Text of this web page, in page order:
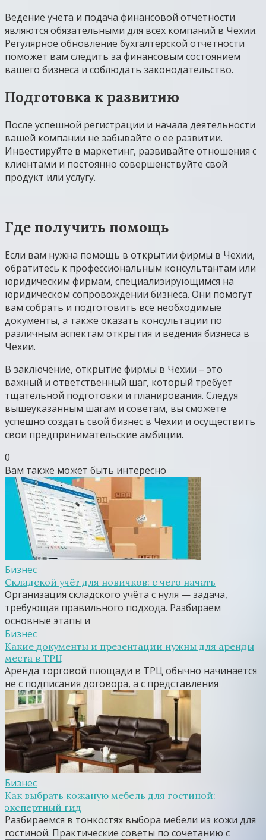
Ведение учета и подача финансовой отчетности
являются обязательными для всех компаний в Чехии.
Регулярное обновление бухгалтерской отчетности
поможет вам следить за финансовым состоянием
вашего бизнеса и соблюдать законодательство.
Подготовка к развитию
После успешной регистрации и начала деятельности
вашей компании не забывайте о ее развитии.
Инвестируйте в маркетинг, развивайте отношения с
клиентами и постоянно совершенствуйте свой
продукт или услугу.
Где получить помощь
Если вам нужна помощь в открытии фирмы в Чехии,
обратитесь к профессиональным консультантам или
юридическим фирмам, специализирующимся на
юридическом сопровождении бизнеса. Они помогут
вам собрать и подготовить все необходимые
документы, а также оказать консультации по
различным аспектам открытия и ведения бизнеса в
Чехии.
В заключение, открытие фирмы в Чехии – это
важный и ответственный шаг, который требует
тщательной подготовки и планирования. Следуя
вышеуказанным шагам и советам, вы сможете
успешно создать свой бизнес в Чехии и осуществить
свои предпринимательские амбиции.
0
Вам также может быть интересно
Бизнес
Складской учёт для новичков: с чего начать
Организация складского учёта с нуля — задача,
требующая правильного подхода. Разбираем
основные этапы и
Бизнес
Какие документы и презентации нужны для аренды
места в ТРЦ
Аренда торговой площади в ТРЦ обычно начинается
не с подписания договора, а с представления
Бизнес
Как выбрать кожаную мебель для гостиной:
экспертный гид
Разбираемся в тонкостях выбора мебели из кожи для
гостиной. Практические советы по сочетанию с